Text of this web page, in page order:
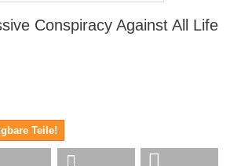
Conspiracy Against All Life
Teile!